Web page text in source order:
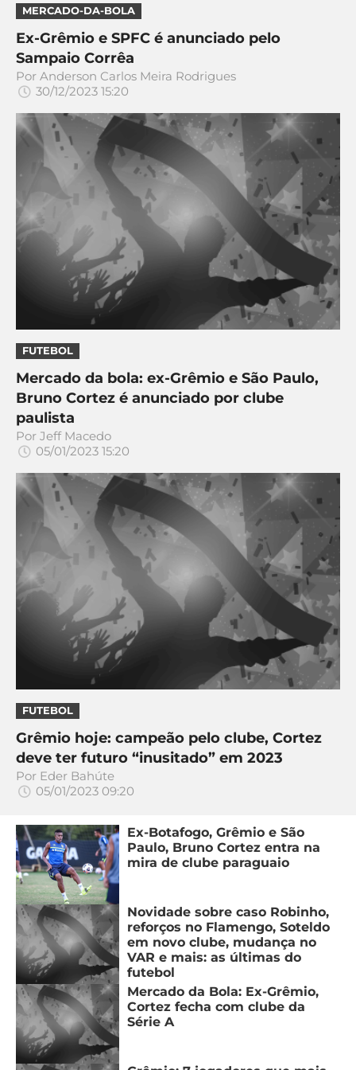
ONLINE
2026
GRÊMIO
ATLÉTICO
MG
CRUZEIRO
LALIGA
MERCADO-DA-BOLA
Ex-Grêmio e SPFC é anunciado pelo
Sampaio Corrêa
Por Anderson Carlos Meira Rodrigues
30/12/2023 15:20
FUTEBOL
Mercado da bola: ex-Grêmio e São Paulo,
Bruno Cortez é anunciado por clube
paulista
Por Jeff Macedo
05/01/2023 15:20
FUTEBOL
Grêmio hoje: campeão pelo clube, Cortez
deve ter futuro “inusitado” em 2023
Por Eder Bahúte
05/01/2023 09:20
Ex-Botafogo, Grêmio e São
Paulo, Bruno Cortez entra na
mira de clube paraguaio
Novidade sobre caso Robinho,
reforços no Flamengo, Soteldo
em novo clube, mudança no
VAR e mais: as últimas do
futebol
Mercado da Bola: Ex-Grêmio,
Cortez fecha com clube da
Série A